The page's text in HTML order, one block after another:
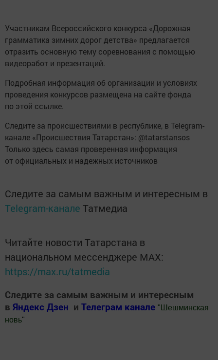
Участникам Всероссийского конкурса «Дорожная
грамматика зимних дорог детства» предлагается
отразить основную тему соревнования с помощью
видеоработ и презентаций.
Подробная информация об организации и условиях
проведения конкурсов размещена на сайте фонда
по этой ссылке.
Следите за происшествиями в республике, в Telegram-
канале «Происшествия Татарстан»: @tatarstansos
Только здесь самая проверенная информация
от официальных и надежных источников
Следите за самым важным и интересным в
Telegram-канале Татмедиа
Читайте новости Татарстана в
национальном мессенджере MАХ:
https://max.ru/tatmedia
Следите за самым важным и интересным
в Яндекс Дзен и Телеграм канале " Шешминская
новь"